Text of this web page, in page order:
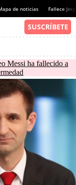
de noticias Fallece
Messi ha fallecido a